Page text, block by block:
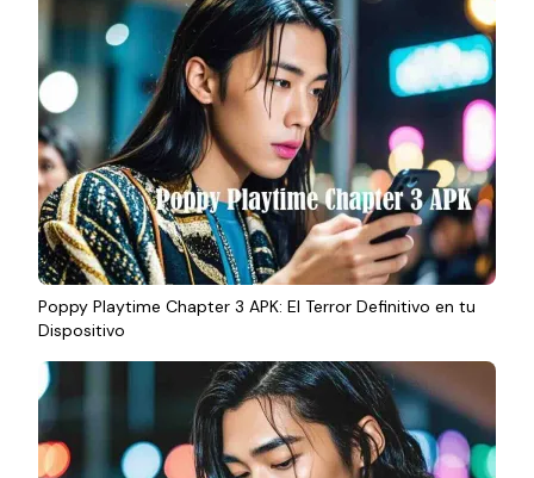
Poppy Playtime Chapter 3 APK: El Terror Definitivo en tu
Dispositivo